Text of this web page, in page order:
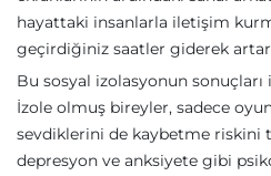
hayattaki insanlarla iletişim
geçirdiğiniz saatler giderek
Bu sosyal izolasyonun
İzole olmuş bireyler, sadece
sevdiklerini de kaybetme riskini
depresyon ve anksiyete gibi